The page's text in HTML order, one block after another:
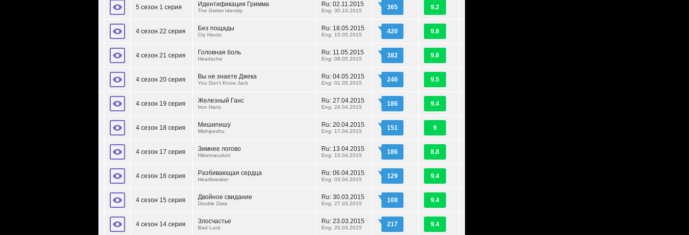
5 сезон 1 серия Идентификация Гримма
The Grimm Identity
Ru: 02.11.2015
Eng: 30.10.2015 365 9.2
4 сезон 22 серия Без пощады
Cry Havoc
Ru: 18.05.2015
Eng: 15.05.2015 420 9.6
4 сезон 21 серия Головная боль
Headache
Ru: 11.05.2015
Eng: 08.05.2015 382 9.6
4 сезон 20 серия Вы не знаете Джека
You Don't Know Jack
Ru: 04.05.2015
Eng: 01.05.2015 246 9.5
4 сезон 19 серия Железный Ганс
Iron Hans
Ru: 27.04.2015
Eng: 24.04.2015 186 9.4
4 сезон 18 серия Мишипишу
Mishipeshu
Ru: 20.04.2015
Eng: 17.04.2015 151 9
4 сезон 17 серия Зимнее логово
Hibernaculum
Ru: 13.04.2015
Eng: 10.04.2015 186 8.8
4 сезон 16 серия Разбивающая сердца
Heartbreaker
Ru: 06.04.2015
Eng: 03.04.2015 129 9.4
4 сезон 15 серия Двойное свидание
Double Date
Ru: 30.03.2015
Eng: 27.03.2015 108 9.4
4 сезон 14 серия Злосчастье
Bad Luck
Ru: 23.03.2015
Eng: 20.03.2015 217 9.4